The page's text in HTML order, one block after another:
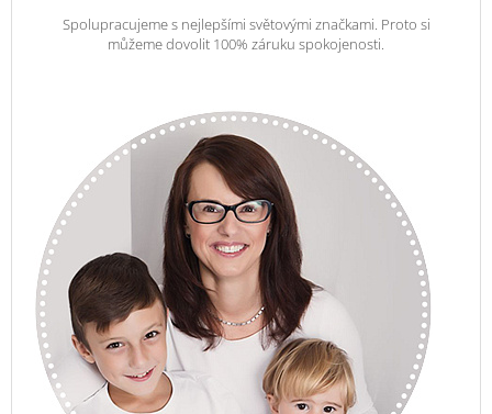
Spolupracujeme s nejlepšími světovými značkami. Proto si
můžeme dovolit 100% záruku spokojenosti.